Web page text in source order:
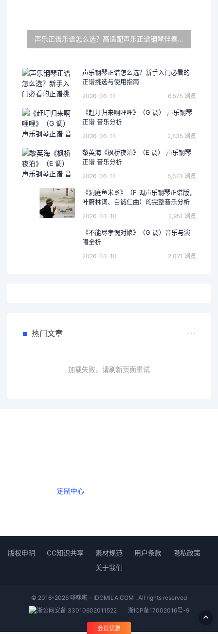
声乐正谱乐谱怎么选？高适配声乐正谱钢琴伴奏资源推荐
声乐钢琴正谱怎么选？新手入门必看的
正谱挑选与使用指南
2026-06-14 6,575 浏览
《赶圩归来啊哩哩》（G 调） 声乐钢琴
正谱 音乐分析
2026-06-14 2,835 浏览
黎英海《枫桥夜泊》（E 调） 声乐钢琴
正谱 音乐分析
2026-06-14 5,673 浏览
《洞庭鱼米乡》（F 调声乐钢琴正谱版，
叶蔚林词、白诚仁曲）的完整音乐分析
2026-03-10 2,951 浏览
《不能尽孝愧对娘》（G 调）音乐与演
唱全析
2026-03-10 2,021 浏览
热门文章
加载失败，请刷新页面重试
定制中心
版权申明 CC知识共享 素材规范 用户条款
隐私政策
关于我们
© 2016-2026 哆咪啦 - IDOMILA.COM . All rights reserved
浙公网安备 33010602011522
浙ICP备17002016号-9
会员优惠